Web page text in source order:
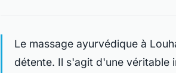
Le massage ayurvédique à
détente. Il s'agit d'une véritable